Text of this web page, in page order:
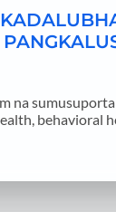
na sumusuporta
behavioral